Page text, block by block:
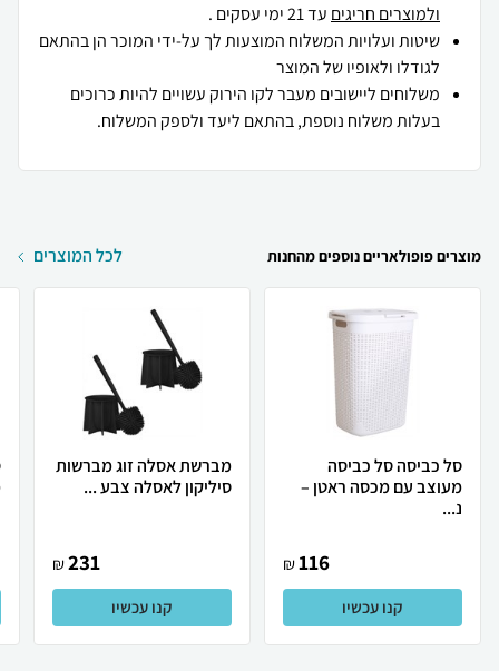
ולמוצרים חריגים עד 21 ימי עסקים .
שיטות ועלויות המשלוח המוצעות לך על-ידי המוכר הן בהתאם
לגודלו ולאופיו של המוצר
משלוחים ליישובים מעבר לקו הירוק עשויים להיות כרוכים
בעלות משלוח נוספת, בהתאם ליעד ולספק המשלוח.
מוצרים פופולאריים נוספים מהחנות לכל המוצרים
סל כביסה סל כביסה
מעוצב עם מכסה ראטן –
נ...
116
₪
קנו עכשיו
מברשת אסלה זוג מברשות
סיליקון לאסלה צבע ...
231
₪
קנו עכשיו